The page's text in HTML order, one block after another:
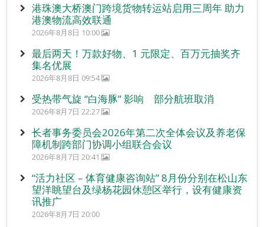
港珠澳大桥澳门跨境货物转运站启用三周年 助力
港澳物流高效联通
2026年8月8日 10:00
最后两天！万款好物、1 元限定、百万元抽奖齐
集名优展
2026年8月8日 09:54
受热带气旋 “白海豚” 影响 部分航班取消
2026年8月7日 22:27
长者事务委员会2026年第二次全体会议及养老保
障机制跨部门协调小组联合会议
2026年8月7日 20:41
“活力社区 – 体育健康咨询站” 8月份分别在松山东
望洋眺望台及绿杨花园休憩区举行，设有健康资
讯推广
2026年8月7日 20:00